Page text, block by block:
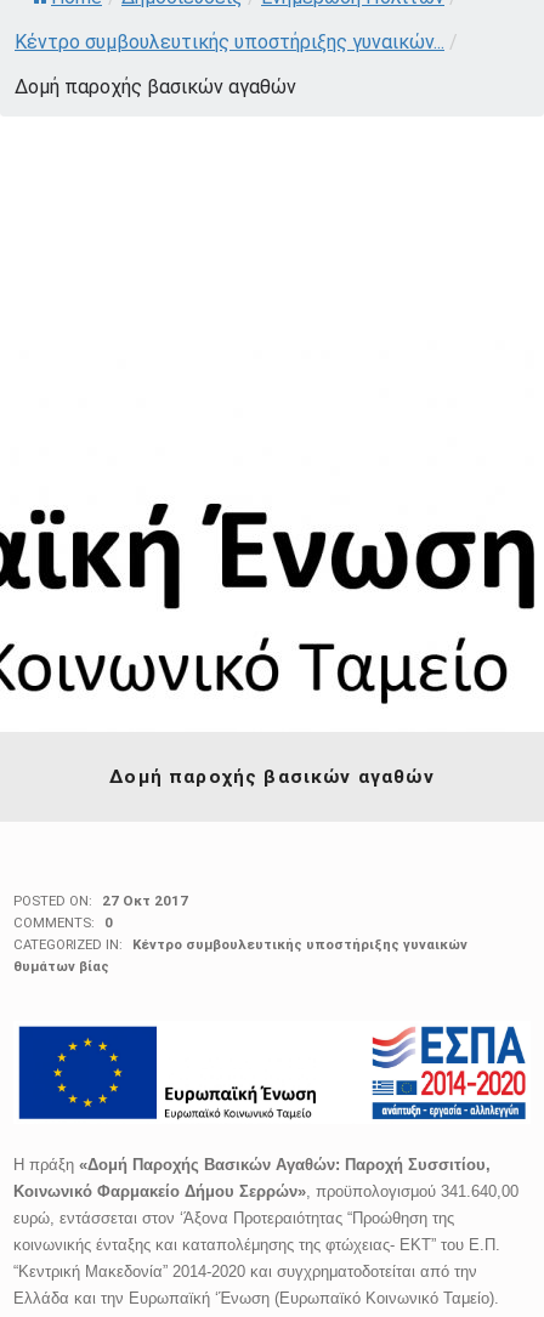
Κέντρο συμβουλευτικής υποστήριξης γυναικών... /
Δομή παροχής βασικών αγαθών
Δομή παροχής βασικών αγαθών
POSTED ON:
27 Οκτ 2017
COMMENTS:
0
CATEGORIZED IN:
Κέντρο συμβουλευτικής υποστήριξης γυναικών
θυμάτων βίας
Η πράξη«Δομή Παροχής Βασικών Αγαθών: Παροχή Συσσιτίου,
Κοινωνικό Φαρμακείο Δήμου Σερρών», προϋπολογισμού 341.640,00
ευρώ, εντάσσεται στον ‘Άξονα Προτεραιότητας “Προώθηση της
κοινωνικής ένταξης και καταπολέμησης της φτώχειας- ΕΚΤ” του Ε.Π.
“Κεντρική Μακεδονία” 2014-2020 και συγχρηματοδοτείται από την
Ελλάδα και την Ευρωπαϊκή ‘Ένωση (Ευρωπαϊκό Κοινωνικό Ταμείο).